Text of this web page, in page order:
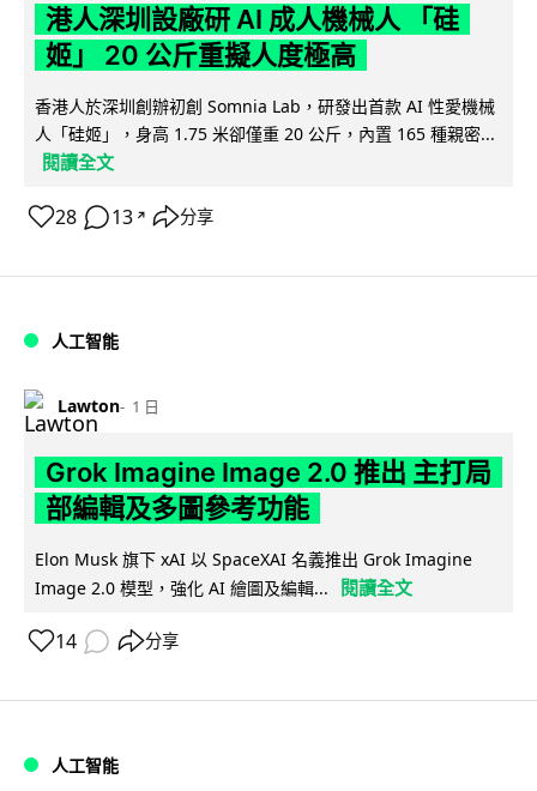
港人深圳設廠研 AI 成人機械人 「硅
姬」 20 公斤重擬人度極高
香港人於深圳創辦初創 Somnia Lab，研發出首款 AI 性愛機械
人「硅姬」，身高 1.75 米卻僅重 20 公斤，內置 165 種親密...
閱讀全文
28 13 ↗ 分享
人工智能
Lawton 1 日
Grok Imagine Image 2.0 推出 主打局
部編輯及多圖參考功能
Elon Musk 旗下 xAI 以 SpaceXAI 名義推出 Grok Imagine
Image 2.0 模型，強化 AI 繪圖及編輯...
閱讀全文
14 分享
人工智能